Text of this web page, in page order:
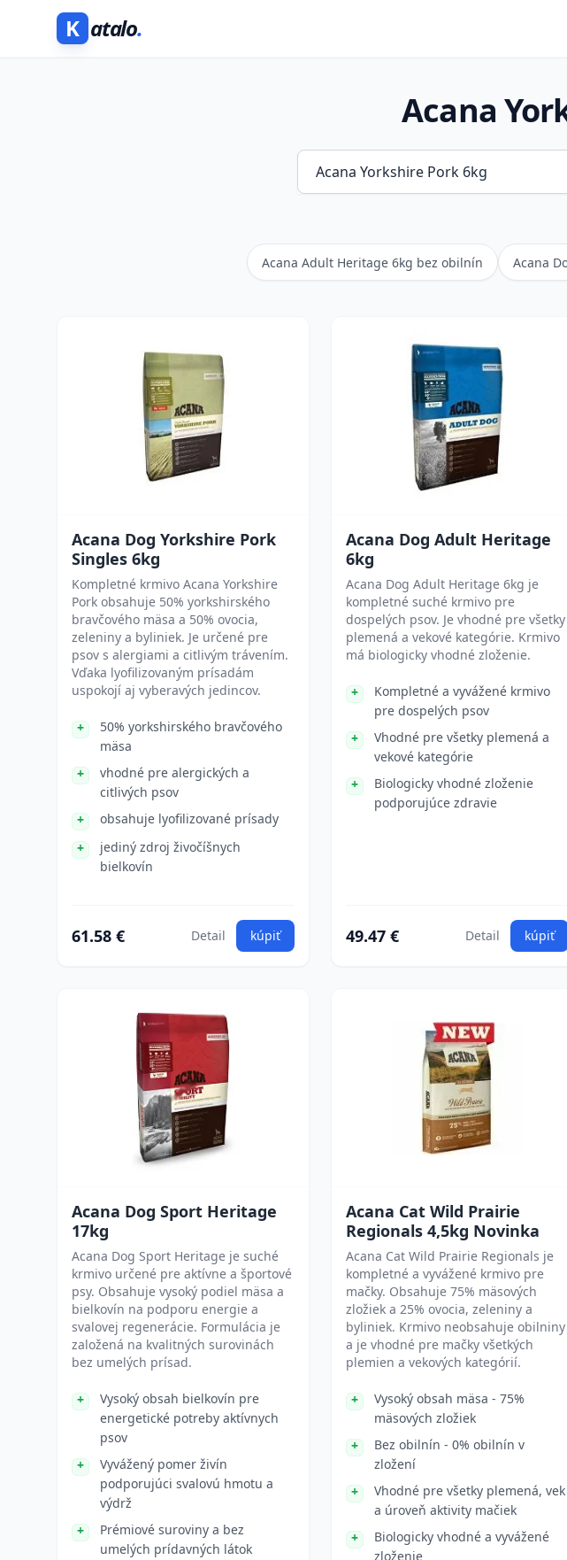
K atalo.
Acana
Acana Adult Heritage 6kg bez obilnín Acana
Acana Dog Yorkshire Pork
Singles 6kg
Kompletné krmivo Acana Yorkshire
Pork obsahuje 50% yorkshirského
bravčového mäsa a 50% ovocia,
zeleniny a byliniek. Je určené pre
psov s alergiami a citlivým trávením.
Vďaka lyofilizovaným prísadám
uspokojí aj vyberavých jedincov.
50% yorkshirského bravčového
mäsa
vhodné pre alergických a
citlivých psov
obsahuje lyofilizované prísady
jediný zdroj živočíšnych
bielkovín
61.58 € Detail kúpiť
Acana Dog Adult Heritage
6kg
Acana Dog Adult Heritage 6kg je
kompletné suché krmivo pre
dospelých psov. Je vhodné pre všetky
plemená a vekové kategórie. Krmivo
má biologicky vhodné zloženie.
Kompletné a vyvážené krmivo
pre dospelých psov
Vhodné pre všetky plemená a
vekové kategórie
Biologicky vhodné zloženie
podporujúce zdravie
49.47 € Detail kúpiť
Acana Dog Sport Heritage
17kg
Acana Dog Sport Heritage je suché
krmivo určené pre aktívne a športové
psy. Obsahuje vysoký podiel mäsa a
bielkovín na podporu energie a
svalovej regenerácie. Formulácia je
založená na kvalitných surovinách
bez umelých prísad.
Vysoký obsah bielkovín pre
energetické potreby aktívnych
psov
Vyvážený pomer živín
podporujúci svalovú hmotu a
výdrž
Prémiové suroviny a bez
umelých prídavných látok
Acana Cat Wild Prairie
Regionals 4,5kg Novinka
Acana Cat Wild Prairie Regionals je
kompletné a vyvážené krmivo pre
mačky. Obsahuje 75% mäsových
zložiek a 25% ovocia, zeleniny a
byliniek. Krmivo neobsahuje obilniny
a je vhodné pre mačky všetkých
plemien a vekových kategórií.
Vysoký obsah mäsa - 75%
mäsových zložiek
Bez obilnín - 0% obilnín v
zložení
Vhodné pre všetky plemená, vek
a úroveň aktivity mačiek
Biologicky vhodné a vyvážené
zloženie